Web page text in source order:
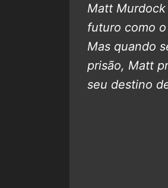
Matt
futuro como
Mas quando
prisão, Matt
seu destino